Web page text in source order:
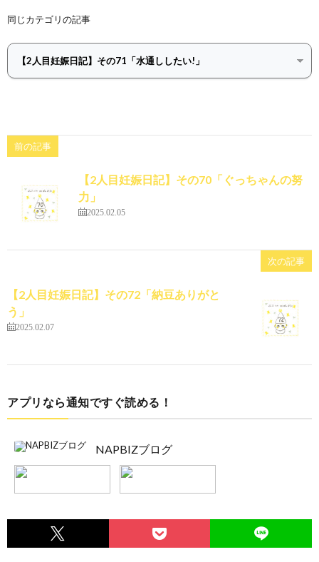
同じカテゴリの記事
前の記事
【2人目妊娠日記】その70「ぐっちゃんの努
力」
2025.02.05
次の記事
【2人目妊娠日記】その72「納豆ありがと
う」
2025.02.07
アプリなら通知ですぐ読める！
NAPBIZブログ